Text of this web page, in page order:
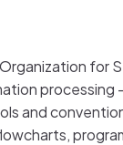
for
processing
and